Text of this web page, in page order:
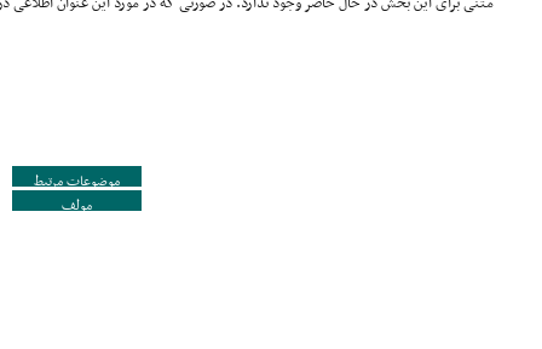
موضوعات مرتبط
مولف